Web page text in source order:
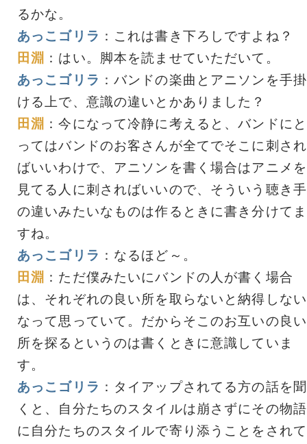
るかな。
あっこゴリラ ：これは書き下ろしですよね？
田淵 ：はい。脚本を読ませていただいて。
あっこゴリラ ：バンドの楽曲とアニソンを手掛
ける上で、意識の違いとかありました？
田淵 ：今になって冷静に考えると、バンドにと
ってはバンドのお客さんが全てでそこに刺され
ばいいわけで、アニソンを書く場合はアニメを
見てる人に刺さればいいので、そういう聴き手
の違いみたいなものは作るときに書き分けてま
すね。
あっこゴリラ ：なるほど～。
田淵 ：ただ僕みたいにバンドの人が書く場合
は、それぞれの良い所を取らないと納得しない
なって思っていて。だからそこのお互いの良い
所を探るというのは書くときに意識していま
す。
あっこゴリラ ：タイアップされてる方の話を聞
くと、自分たちのスタイルは崩さずにその物語
に自分たちのスタイルで寄り添うことをされて